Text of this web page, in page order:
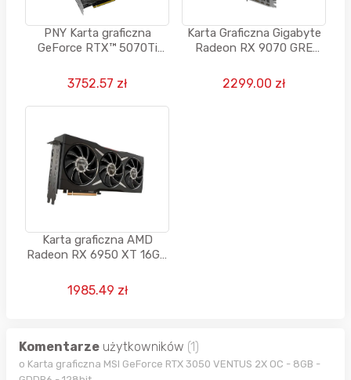
PNY Karta graficzna
GeForce RTX™ 5070Ti
3752.57 zł
Karta Graficzna Gigabyte
Radeon RX 9070 GRE
2299.00 zł
Karta graficzna AMD
Radeon RX 6950 XT 16GB
1985.49 zł
Komentarze użytkowników (1)
o Karta graficzna MSI GeForce RTX 3050 VENTUS 2X OC - 8GB -